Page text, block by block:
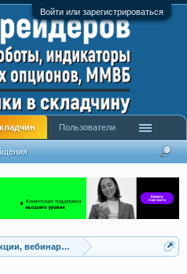
Войти или зарегистрироваться
вебинары, учебный материал
Пользователи